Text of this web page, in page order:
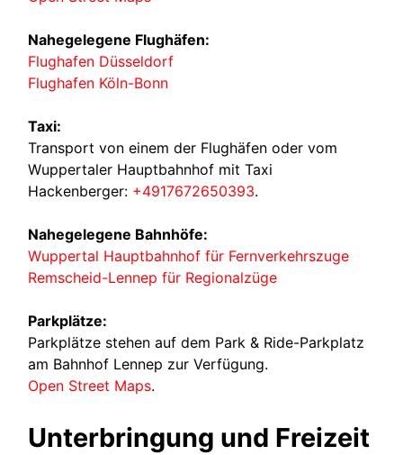
Nahegelegene Flughäfen:
Flughafen Düsseldorf
Flughafen Köln-Bonn
Taxi:
Transport von einem der Flughäfen oder vom
Wuppertaler Hauptbahnhof mit Taxi
Hackenberger: +4917672650393.
Nahegelegene Bahnhöfe:
Wuppertal Hauptbahnhof für Fernverkehrszuge
Remscheid-Lennep für Regionalzüge
Parkplätze:
Parkplätze stehen auf dem Park & Ride-Parkplatz
am Bahnhof Lennep zur Verfügung.
Open Street Maps.
Unterbringung und Freizeit